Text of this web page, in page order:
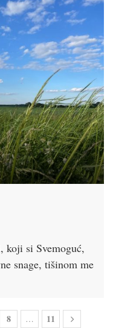
koji si Svemoguć,
snage, tišinom me
8 … 11